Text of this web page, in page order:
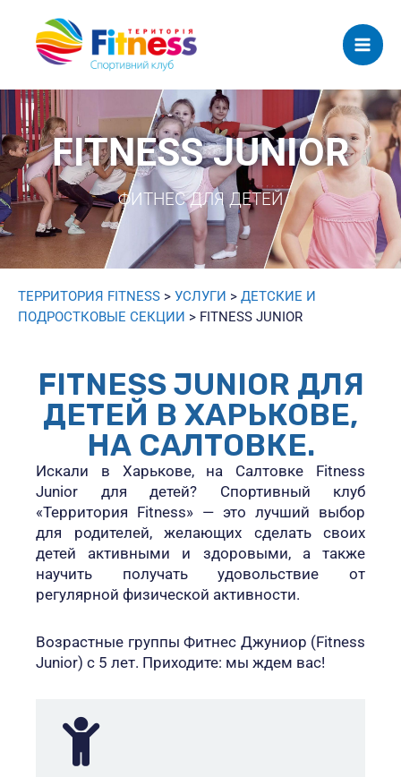
FITNESS JUNIOR
ФИТНЕС ДЛЯ ДЕТЕЙ
ТЕРРИТОРИЯ FITNESS > УСЛУГИ > ДЕТСКИЕ И
ПОДРОСТКОВЫЕ СЕКЦИИ > FITNESS JUNIOR
FITNESS JUNIOR ДЛЯ
ДЕТЕЙ В ХАРЬКОВЕ,
НА САЛТОВКЕ.
Искали в Харькове, на Салтовке Fitness
Junior для детей? Спортивный клуб
«Территория Fitness» — это лучший выбор
для родителей, желающих сделать своих
детей активными и здоровыми, а также
научить получать удовольствие от
регулярной физической активности.
Возрастные группы Фитнес Джуниор (Fitness
Junior) с 5 лет. Приходите: мы ждем вас!